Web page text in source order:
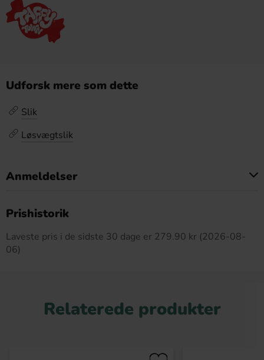
Udforsk mere som dette
Slik
Løsvægtslik
Anmeldelser
Prishistorik
Laveste pris i de sidste 30 dage er 279.90 kr (2026-08-
06)
Relaterede produkter